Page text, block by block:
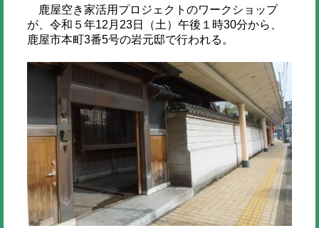
鹿屋空き家活用プロジェクトのワークショップ
が、令和５年12月23日（土）午後１時30分から、
鹿屋市本町3番5号の岩元邸で行われる。